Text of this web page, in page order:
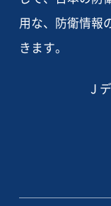
用な、防衛情報
きます。
J